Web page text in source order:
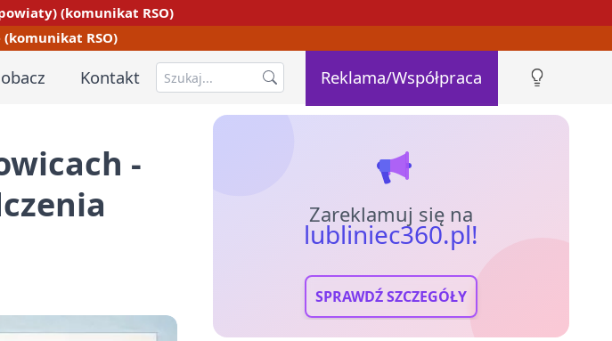
(komunikat RSO)
(komunikat RSO)
Kontakt Reklama/Współpraca
-
Zareklamuj się na
lubliniec360.pl!
SPRAWDŹ SZCZEGÓŁY